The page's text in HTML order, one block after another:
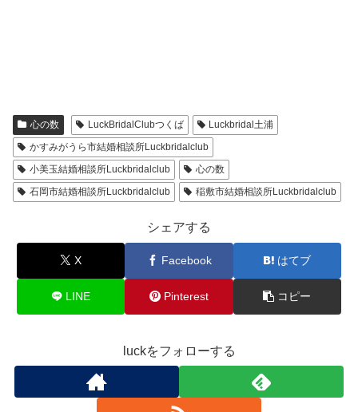
心の数 LuckBridalClubつくば
Luckbridal土浦
かすみがうら市結婚相談所Luckbridalclub
小美玉結婚相談所Luckbridalclub
心の数
石岡市結婚相談所Luckbridalclub
稲敷市結婚相談所Luckbridalclub
シェアする
X Facebook はてブ
LINE Pinterest コピー
luckをフォローする